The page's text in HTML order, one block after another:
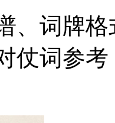
、词牌
仗词参